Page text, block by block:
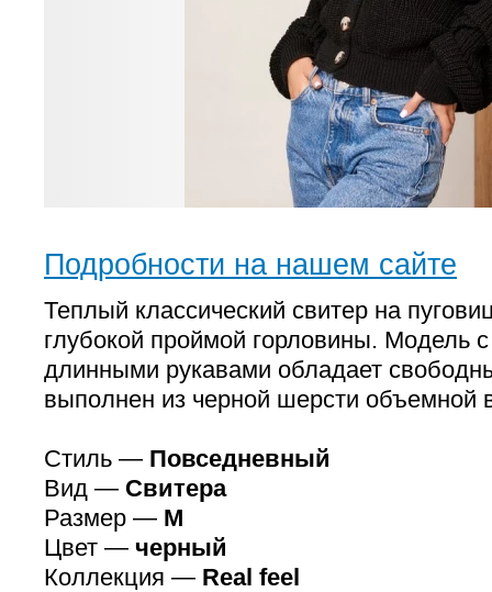
Подробности на нашем сайте
Теплый классический свитер на
глубокой проймой горловины. Модель
длинными рукавами обладает
выполнен из черной шерсти объемной
Стиль — Повседневный
Вид — Свитера
Размер — M
Цвет — черный
Коллекция — Real feel